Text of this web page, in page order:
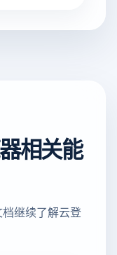
相关能
继续了解云登